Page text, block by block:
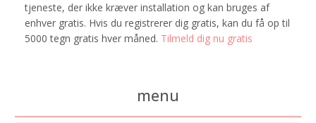
tjeneste, der ikke kræver installation og kan bruges af
enhver gratis. Hvis du registrerer dig gratis, kan du få op til
5000 tegn gratis hver måned. Tilmeld dig nu gratis
menu